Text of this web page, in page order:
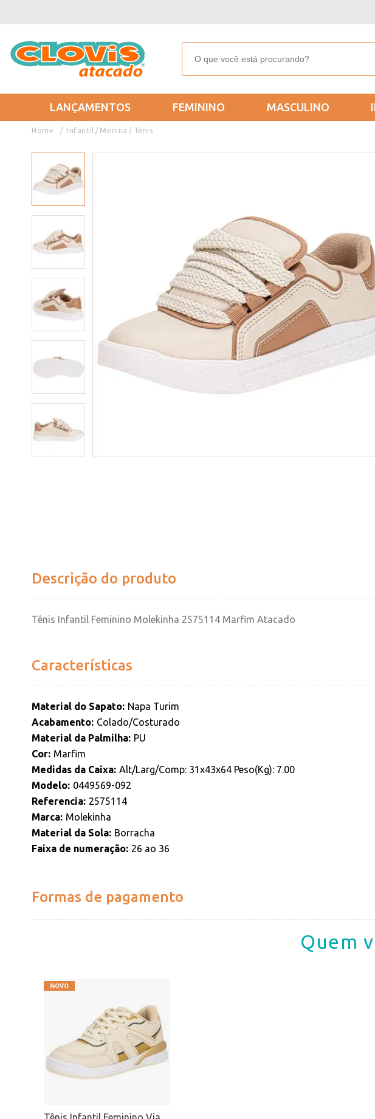
LANÇAMENTOS FEMININO MASCULINO
Infantil Menina Tênis
Descrição do produto
Tênis Infantil Feminino Molekinha 2575114 Marfim Atacado
Características
Material do Sapato Napa Turim
Acabamento Colado/Costurado
Material da Palmilha PU
Cor Marfim
Medidas da Caixa Alt/Larg/Comp: 31x43x64 Peso(Kg): 7.00
Modelo 0449569-092
Referencia 2575114
Marca Molekinha
Material da Sola Borracha
Faixa de numeração 26 ao 36
Formas de pagamento
Quem